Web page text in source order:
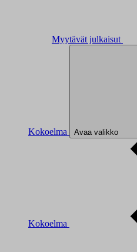
Myytävät julkaisut
Kokoelma Avaa valikko
Kokoelma